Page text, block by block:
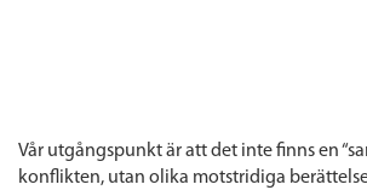
Vår utgångspunkt är att det inte finns en
konflikten, utan olika motstridiga